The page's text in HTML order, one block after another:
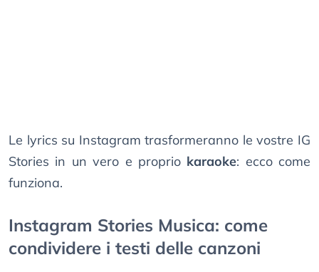
Le lyrics su Instagram trasformeranno le vostre IG
Stories in un vero e proprio karaoke: ecco come
funziona.
Instagram Stories Musica: come
condividere i testi delle canzoni